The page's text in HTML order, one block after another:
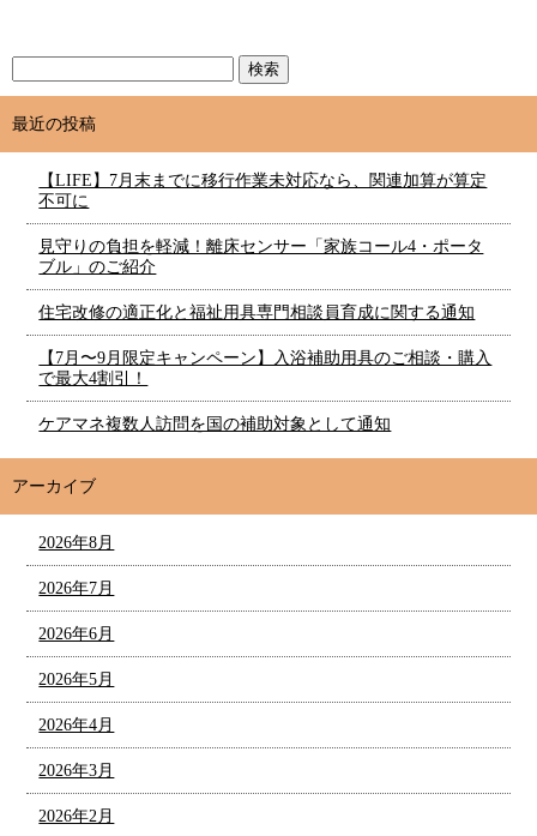
最近の投稿
【LIFE】7月末までに移行作業未対応なら、関連加算が算定
不可に
見守りの負担を軽減！離床センサー「家族コール4・ポータ
ブル」のご紹介
住宅改修の適正化と福祉用具専門相談員育成に関する通知
【7月〜9月限定キャンペーン】入浴補助用具のご相談・購入
で最大4割引！
ケアマネ複数人訪問を国の補助対象として通知
アーカイブ
2026年8月
2026年7月
2026年6月
2026年5月
2026年4月
2026年3月
2026年2月